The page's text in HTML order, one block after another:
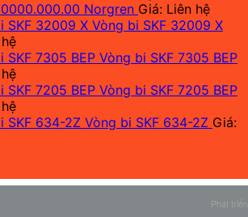
Norgren Giá: Liên hệ
Vòng bi SKF 32009 X
Vòng bi SKF 7305 BEP
Vòng bi SKF 7205 BEP
Vòng bi SKF 634-2Z Giá: